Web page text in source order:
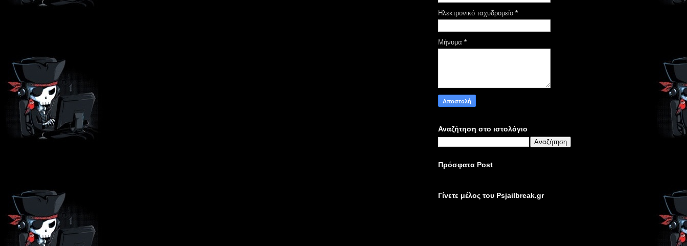
Ηλεκτρονικό ταχυδρομείο *
Μήνυμα *
Αναζήτηση στο ιστολόγιο
Πρόσφατα Post
Γίνετε μέλος του Psjailbreak.gr